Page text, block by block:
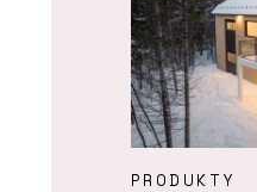
PRODUKTY